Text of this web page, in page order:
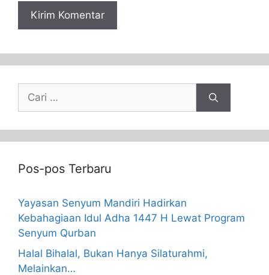
Pos-pos Terbaru
Yayasan Senyum Mandiri Hadirkan
Kebahagiaan Idul Adha 1447 H Lewat Program
Senyum Qurban
Halal Bihalal, Bukan Hanya Silaturahmi,
Melainkan…